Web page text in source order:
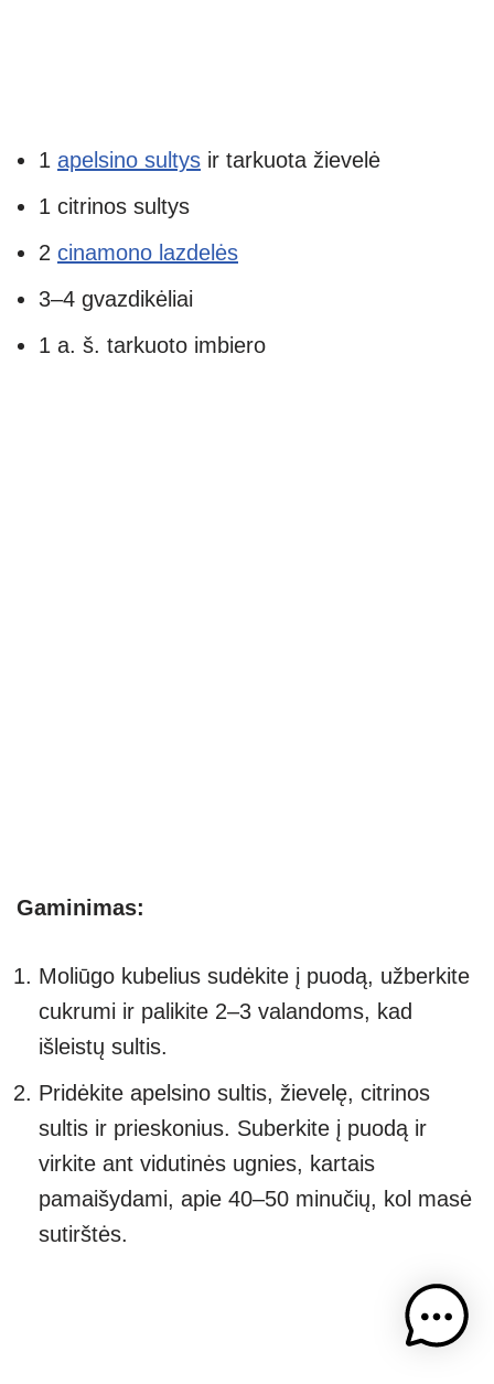
1 apelsino sultys ir tarkuota žievelė
1 citrinos sultys
2 cinamono lazdelės
3–4 gvazdikėliai
1 a. š. tarkuoto imbiero
Gaminimas:
Moliūgo kubelius sudėkite į puodą, užberkite
cukrumi ir palikite 2–3 valandoms, kad
išleistų sultis.
Pridėkite apelsino sultis, žievelę, citrinos
sultis ir prieskonius. Suberkite į puodą ir
virkite ant vidutinės ugnies, kartais
pamaišydami, apie 40–50 minučių, kol masė
sutirštės.